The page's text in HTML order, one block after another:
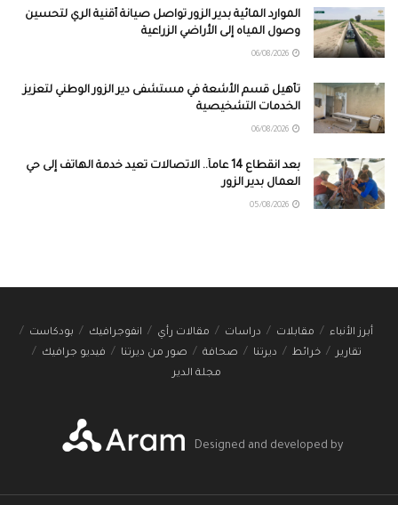
الموارد المائية بدير الزور تواصل صيانة أقنية الري لتحسين
وصول المياه إلى الأراضي الزراعية
تأهيل قسم الأشعة في مستشفى دير الزور الوطني لتعزيز
الخدمات التشخيصية
بعد انقطاع 14 عاماً.. الاتصالات تعيد خدمة الهاتف إلى حي
العمال بدير الزور
أبرز الأنباء مقابلات دراسات مقالات رأي انفوجرافيك
بودكاست
تقارير
خرائط ديرتنا صحافة صور من ديرتنا
فيديو جرافيك
مجلة الدير
Designed and developed by